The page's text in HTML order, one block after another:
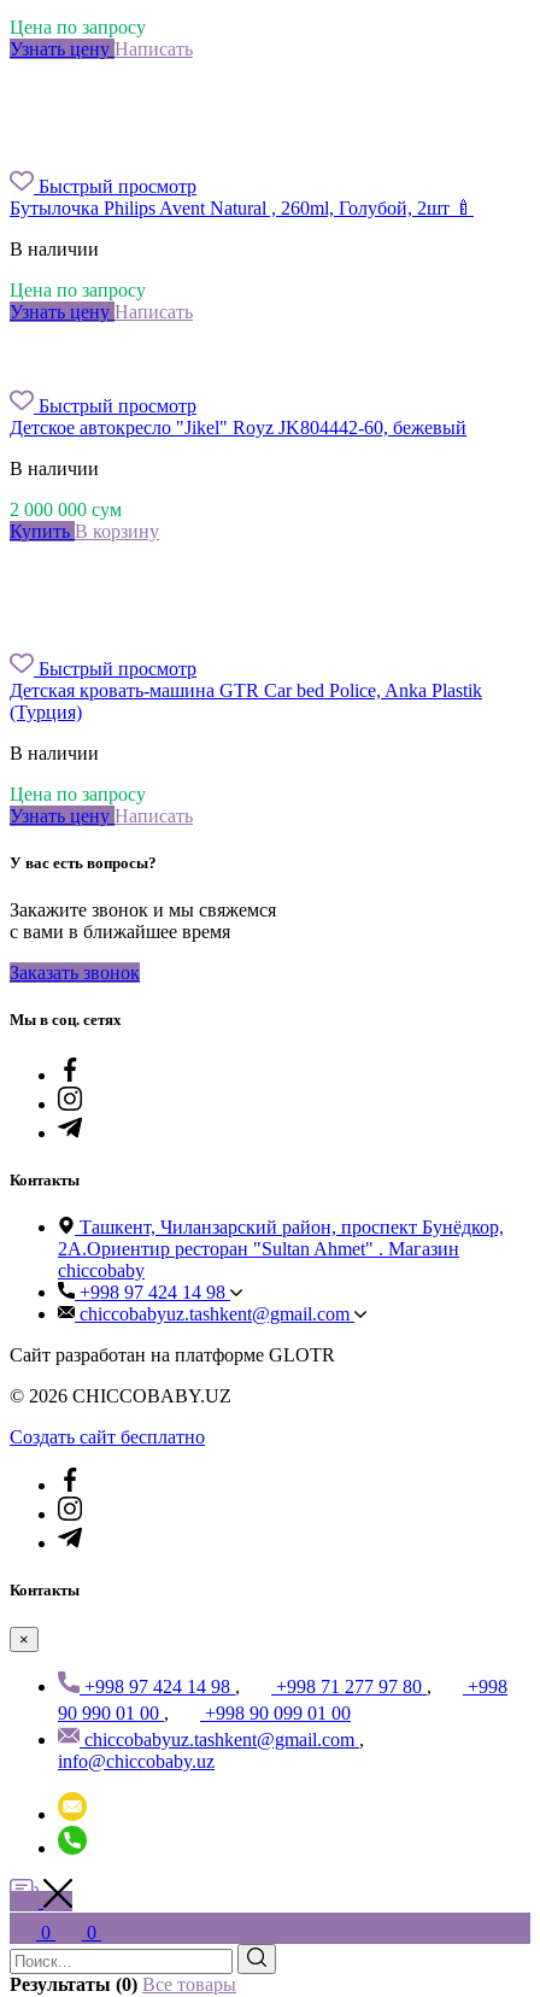
Цена по запросу
Узнать цену Написать
Быстрый просмотр
Бутылочка Philips Avent Natural , 260ml, Голубой, 2шт 🍼
В наличии
Цена по запросу
Узнать цену Написать
Быстрый просмотр
Детское автокресло "Jikel" Royz JK804442-60, бежевый
В наличии
2 000 000 сум
Купить В корзину
Быстрый просмотр
Детская кровать-машина GTR Car bed Police, Anka Plastik
(Турция)
В наличии
Цена по запросу
Узнать цену Написать
У вас есть вопросы?
Закажите звонок и мы свяжемся
с вами в ближайшее время
Заказать звонок
Мы в соц. сетях
Контакты
Ташкент, Чиланзарский район, проспект Бунёдкор,
2А.Ориентир ресторан "Sultan Ahmet" . Магазин
chiccobaby
+998 97 424 14 98
chiccobabyuz.tashkent@gmail.com
Сайт разработан на платформе GLOTR
© 2026 CHICCOBABY.UZ
Создать cайт бесплатно
Контакты
×
+998 97 424 14 98 , +998 71 277 97 80 ,
+998
90 990 01 00 ,
+998 90 099 01 00
chiccobabyuz.tashkent@gmail.com ,
info@chiccobaby.uz
0 0
Результаты (0) Все товары